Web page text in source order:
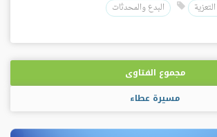
البدع والمحدثات
مجموع الفتاوى
مسيرة عطاء